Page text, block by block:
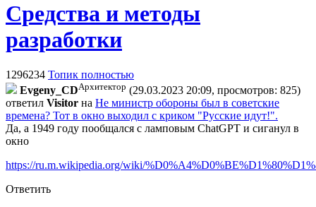
Средства и методы
разработки
1296234 Топик полностью
Evgeny_CDАрхитектор (29.03.2023 20:09, просмотров: 825)
ответил Visitor на Не министр обороны был в советские
времена? Тот в окно выходил с криком "Русские идут!".
Да, а 1949 году пообщался с ламповым ChatGPT и сиганул в
окно
https://ru.m.wikipedia.org/wiki/
Ответить